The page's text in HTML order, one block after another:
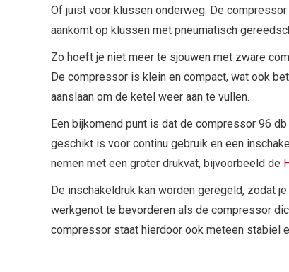
Of juist voor klussen onderweg. De
aankomt op klussen met pneumatisch
Zo hoeft je niet meer te sjouwen met zware
De compressor is klein en compact, wat ook
aanslaan om de ketel weer aan te vullen.
Een bijkomend punt is dat de compressor 96
geschikt is voor continu gebruik en een
nemen met een groter drukvat, bijvoorbeeld de
De inschakeldruk kan worden geregeld, zodat
werkgenot te bevorderen als de compressor
compressor staat hierdoor ook meteen stabiel